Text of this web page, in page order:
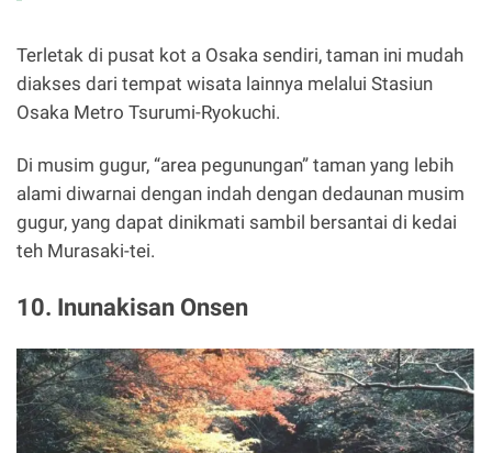
Terletak di pusat kot a Osaka sendiri, taman ini mudah
diakses dari tempat wisata lainnya melalui Stasiun
Osaka Metro Tsurumi-Ryokuchi.
Di musim gugur, “area pegunungan” taman yang lebih
alami diwarnai dengan indah dengan dedaunan musim
gugur, yang dapat dinikmati sambil bersantai di kedai
teh Murasaki-tei.
10. Inunakisan Onsen